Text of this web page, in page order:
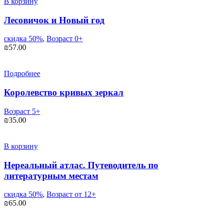
Лесовичок и Новый год
скидка 50%, Возраст 0+
₪57.00
Подробнее
Королевство кривых зеркал
Возраст 5+
₪35.00
В корзину
Нереальный атлас. Путеводитель по
литературным местам
скидка 50%, Возраст от 12+
₪65.00